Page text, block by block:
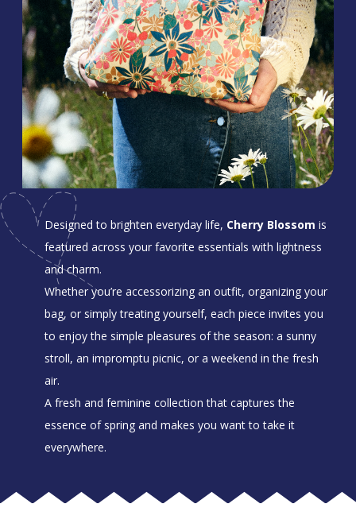
Designed to brighten everyday life, Cherry Blossom is
featured across your favorite essentials with lightness
and charm.
Whether you’re accessorizing an outfit, organizing your
bag, or simply treating yourself, each piece invites you
to enjoy the simple pleasures of the season: a sunny
stroll, an impromptu picnic, or a weekend in the fresh
air.
A fresh and feminine collection that captures the
essence of spring and makes you want to take it
everywhere.